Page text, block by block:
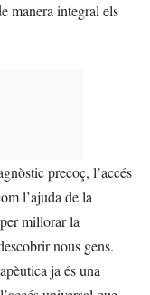
manera integral els
precoç, l’accés
l’ajuda de la
millorar la
nous gens.
ja és una